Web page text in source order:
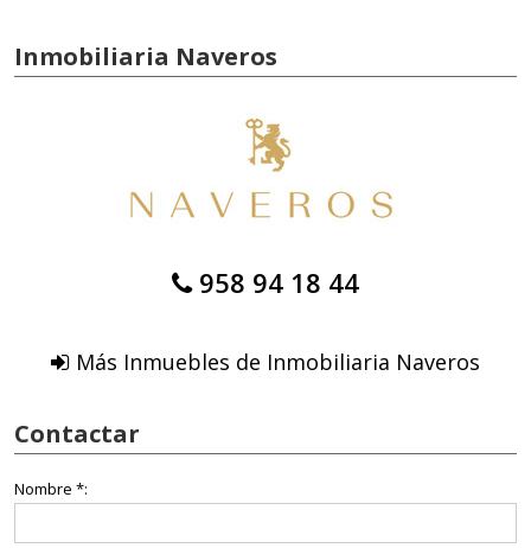
Inmobiliaria Naveros
958 94 18 44
Más Inmuebles de Inmobiliaria Naveros
Contactar
Nombre *: